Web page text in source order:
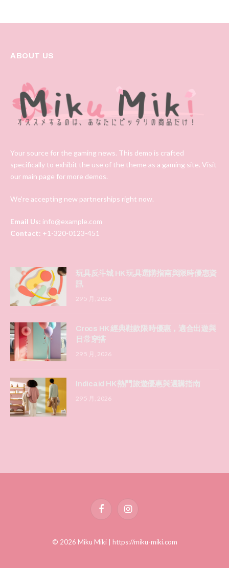
ABOUT US
Your source for the gaming news. This demo is crafted
specifically to exhibit the use of the theme as a gaming site. Visit
our main page for more demos.
We're accepting new partnerships right now.
Email Us: info@example.com
Contact: +1-320-0123-451
玩具反斗城 HK 玩具選購指南與限時優惠資
訊
29 5 月, 2026
Crocs HK 經典鞋款限時優惠，適合出遊與
日常穿搭
29 5 月, 2026
Indicaid HK 熱門旅遊優惠與選購指南
29 5 月, 2026
FacebookInstagram
© 2026 Miku Miki | https://miku-miki.com